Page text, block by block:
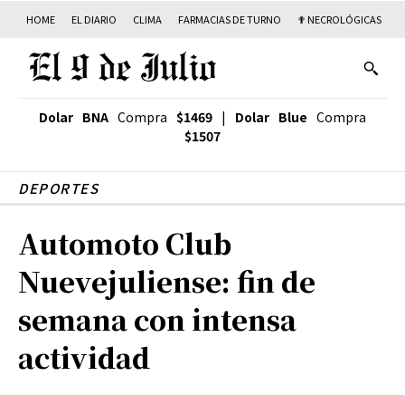
HOME EL DIARIO CLIMA FARMACIAS DE TURNO ✟ NECROLÓGICAS
Dolar BNA Compra $1469 | Dolar Blue Compra
$1507
DEPORTES
Automoto Club
Nuevejuliense: fin de
semana con intensa
actividad